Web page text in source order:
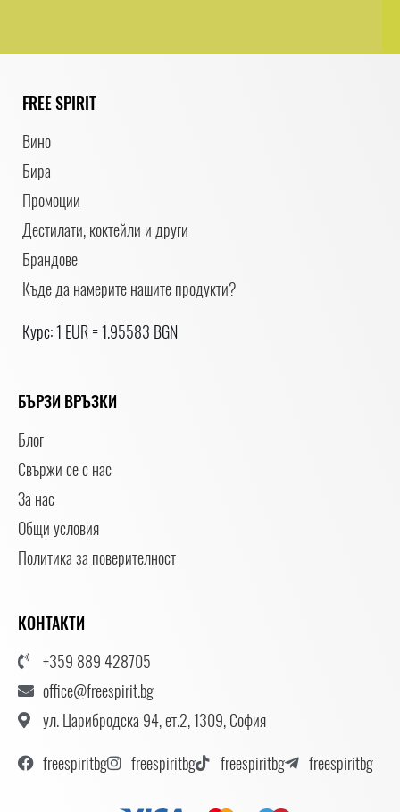
FREE SPIRIT
Вино
Бира
Промоции
Дестилати, коктейли и други
Брандове
Къде да намерите нашите продукти?
Курс: 1 EUR = 1.95583 BGN
БЪРЗИ ВРЪЗКИ
Блог
Свържи се с нас
За нас
Общи условия
Политика за поверителност
КОНТАКТИ
+359 889 428705
office@freespirit.bg
ул. Царибродска 94, ет.2, 1309, София
freespiritbg
freespiritbg freespiritbg freespiritbg